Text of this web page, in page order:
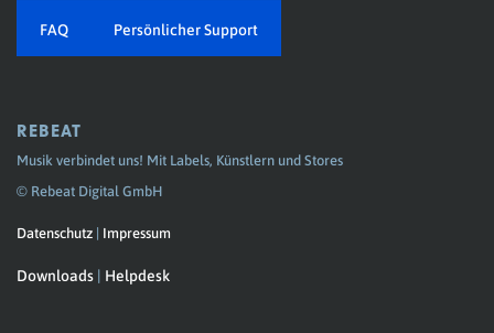
FAQ Persönlicher Support
REBEAT
Musik verbindet uns! Mit Labels, Künstlern und Stores
© Rebeat Digital GmbH
Datenschutz | Impressum
Downloads | Helpdesk